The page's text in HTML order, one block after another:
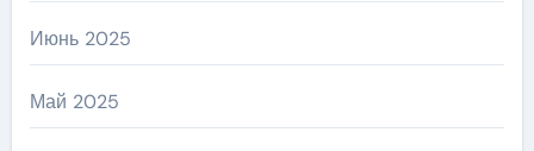
Июнь 2025
Май 2025